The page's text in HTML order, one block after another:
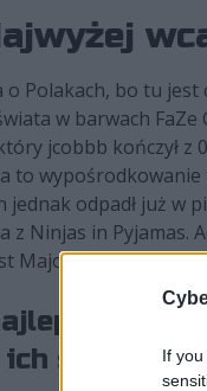
If
o Polakach, bo tu
w barwach
jcobbb kończył z
to wypośrodkowanie
jednak odpadł już w
z Ninjas in Pyjamas.
Major 2025.
ich